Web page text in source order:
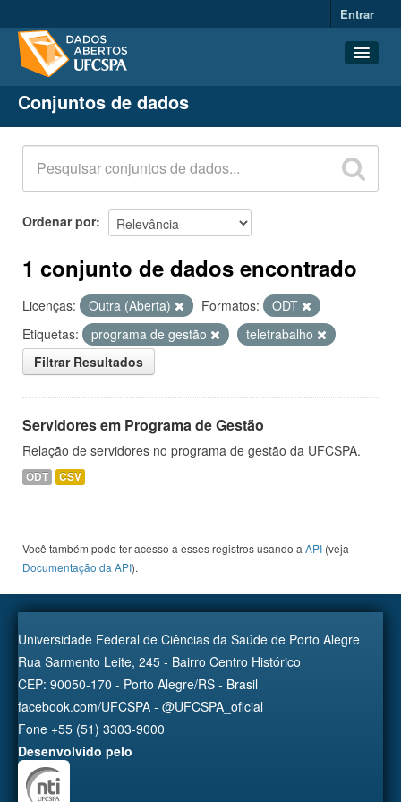
Entrar
Conjuntos de dados
Organizações
Grupos
Sobre
Conjuntos de dados
Ordenar por
1 conjunto de dados encontrado
Licenças: Outra (Aberta) Formatos:
ODT
Etiquetas:
programa de gestão
teletrabalho
Filtrar Resultados
Servidores em Programa de Gestão
Relação de servidores no programa de gestão da UFCSPA.
ODT CSV
Você também pode ter acesso a esses registros usando a API (veja
Documentação da API).
Universidade Federal de Ciências da Saúde de Porto Alegre
Rua Sarmento Leite, 245 - Bairro Centro Histórico
CEP: 90050-170 - Porto Alegre/RS - Brasil
facebook.com/UFCSPA - @UFCSPA_oficial
Fone +55 (51) 3303-9000
Desenvolvido pelo